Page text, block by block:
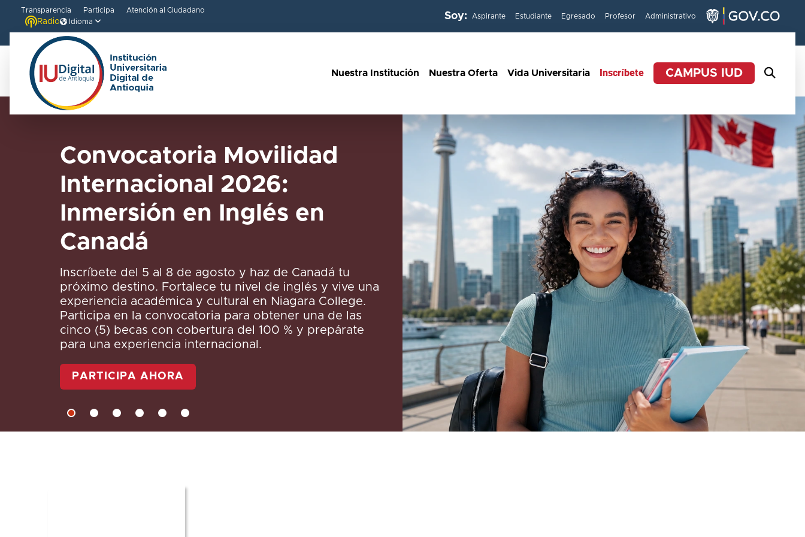
Transparencia Participa Atención al Ciudadano
Radio Idioma Soy: Aspirante Estudiante Egresado Profesor Administrativo
Nuestra Institución Nuestra Oferta Vida Universitaria Inscríbete CAMPUS IUD
Convocatoria Movilidad
Internacional 2026:
Inmersión en Inglés en
Canadá
Inscríbete del 5 al 8 de agosto y haz de Canadá tu
próximo destino. Fortalece tu nivel de inglés y vive una
experiencia académica y cultural en Niagara College.
Participa en la convocatoria para obtener una de las
cinco (5) becas con cobertura del 100 % y prepárate
para una experiencia internacional.
PARTICIPA AHORA